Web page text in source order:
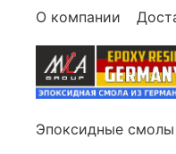
О компании
Эпоксидные смолы